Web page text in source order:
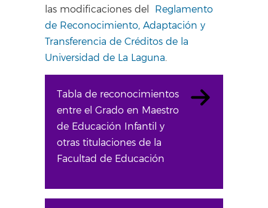
las modificaciones del Reglamento
de Reconocimiento, Adaptación y
Transferencia de Créditos de la
Universidad de La Laguna.
Tabla de reconocimientos
entre el Grado en Maestro
de Educación Infantil y
otras titulaciones de la
Facultad de Educación